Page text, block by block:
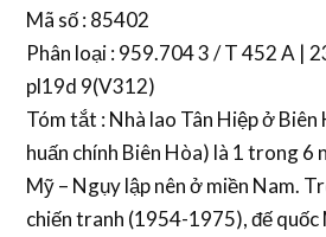
Mã số : 85402
Phân loại : 959.704 3 / T 452 A |
pl19d 9(V312)
Tóm tắt : Nhà lao Tân Hiệp ở
huấn chính Biên Hòa) là 1 trong 6
Mỹ – Ngụy lập nên ở miền Nam.
chiến tranh (1954-1975), đế quốc